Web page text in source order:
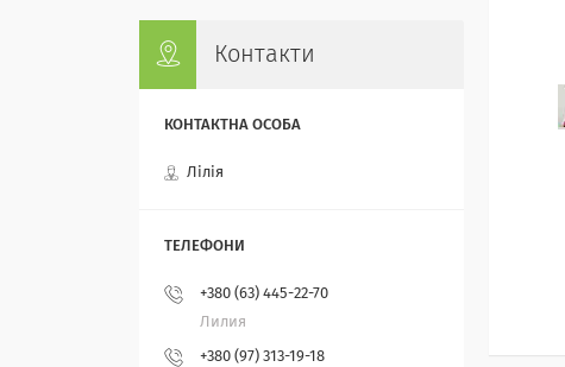
Контакти
Лілія
+380 (63) 445-22-70
Лилия
+380 (97) 313-19-18